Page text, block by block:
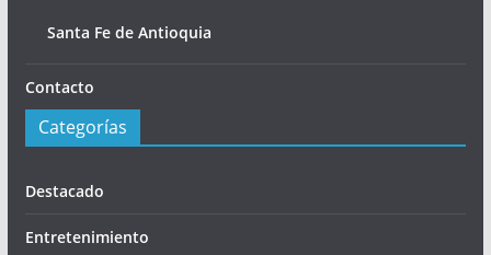
Santa Fe de Antioquia
Contacto
Categorías
Destacado
Entretenimiento